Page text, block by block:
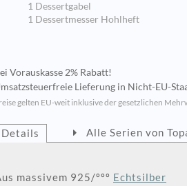
1 Dessertgabel
1 Dessertmesser Hohlheft
Vorauskasse 2% Rabatt!
Lieferung in Nicht-EU-
gelten EU-weit inklusive der gesetzlichen
Details
massivem 925/ººº Echtsilber
Alle Serien von